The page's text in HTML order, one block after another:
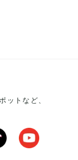
ットなど、